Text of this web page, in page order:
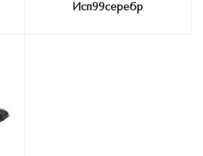
Исп99серебр